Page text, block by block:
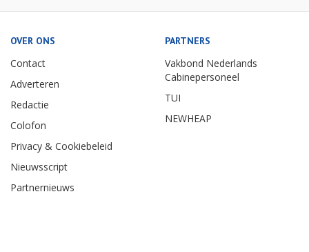
OVER ONS
Contact
Adverteren
Redactie
Colofon
Privacy & Cookiebeleid
Nieuwsscript
Partnernieuws
PARTNERS
Vakbond Nederlands
Cabinepersoneel
TUI
NEWHEAP